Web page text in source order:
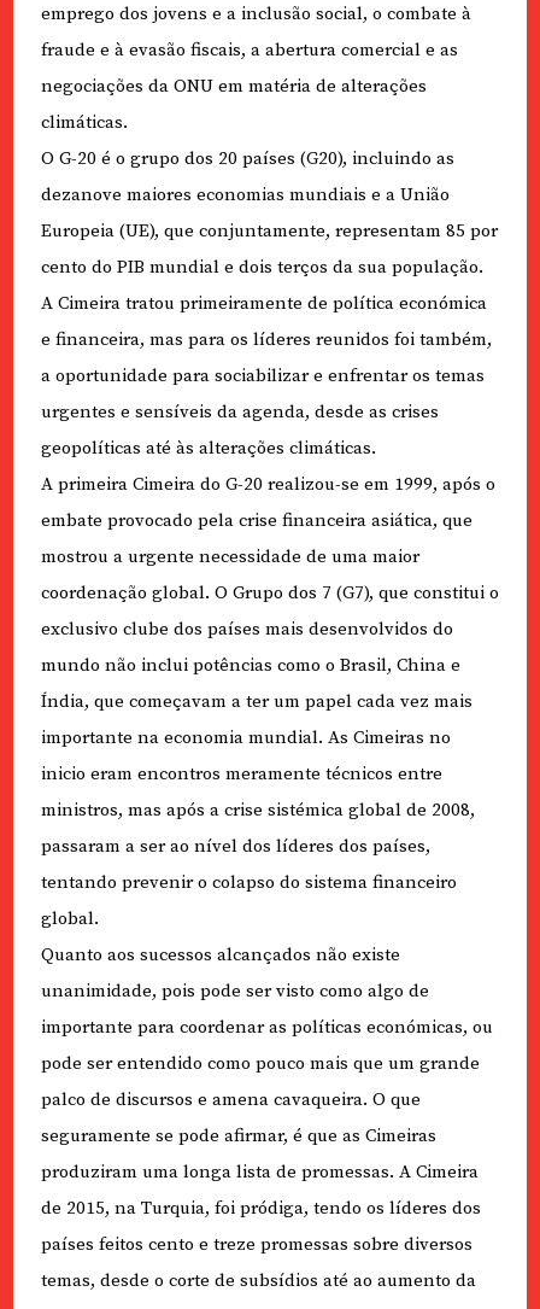
emprego dos jovens e a inclusão social, o combate à
fraude e à evasão fiscais, a abertura comercial e as
negociações da ONU em matéria de alterações
climáticas.
O G-20 é o grupo dos 20 países (G20), incluindo as
dezanove maiores economias mundiais e a União
Europeia (UE), que conjuntamente, representam 85 por
cento do PIB mundial e dois terços da sua população.
A Cimeira tratou primeiramente de política económica
e financeira, mas para os líderes reunidos foi também,
a oportunidade para sociabilizar e enfrentar os temas
urgentes e sensíveis da agenda, desde as crises
geopolíticas até às alterações climáticas.
A primeira Cimeira do G-20 realizou-se em 1999, após o
embate provocado pela crise financeira asiática, que
mostrou a urgente necessidade de uma maior
coordenação global. O Grupo dos 7 (G7), que constitui o
exclusivo clube dos países mais desenvolvidos do
mundo não inclui potências como o Brasil, China e
Índia, que começavam a ter um papel cada vez mais
importante na economia mundial. As Cimeiras no
inicio eram encontros meramente técnicos entre
ministros, mas após a crise sistémica global de 2008,
passaram a ser ao nível dos líderes dos países,
tentando prevenir o colapso do sistema financeiro
global.
Quanto aos sucessos alcançados não existe
unanimidade, pois pode ser visto como algo de
importante para coordenar as políticas económicas, ou
pode ser entendido como pouco mais que um grande
palco de discursos e amena cavaqueira. O que
seguramente se pode afirmar, é que as Cimeiras
produziram uma longa lista de promessas. A Cimeira
de 2015, na Turquia, foi pródiga, tendo os líderes dos
países feitos cento e treze promessas sobre diversos
temas, desde o corte de subsídios até ao aumento da